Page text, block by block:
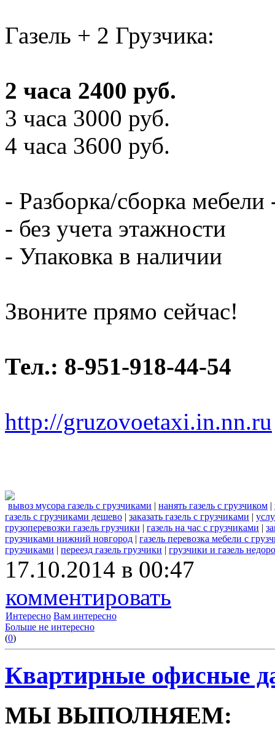
Газель + 2 Грузчика:
2 часа 2400 руб.
3 часа 3000 руб.
4 часа 3600 руб.
- Разборка/сборка мебели
- без учета этажности
- Упаковка в наличии
Звоните прямо сейчас!
Тел.: 8-951-918-44-54
http://gruzovoetaxi.in.nn.ru
вывоз мусора газель с грузчиками | нанять газель с грузчиком |
газель с грузчиками дешево | заказать газель с грузчиками |
грузоперевозки газель грузчики | газель на час с грузчиками |
грузчиками нижний новгород | газель перевозка мебели с
грузчиками | переезд газель грузчики | грузчики и газель
17.10.2014 в 00:47
комментировать
Интересно Вам интересно
Больше не интересно
(0)
Квартирные офисные
МЫ ВЫПОЛНЯЕМ: